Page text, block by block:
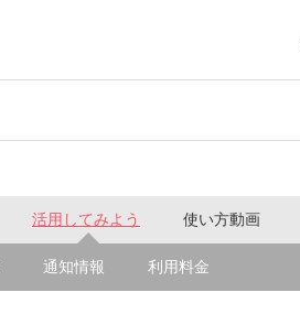
活用してみよう 使い方動画
通知情報 利用料金